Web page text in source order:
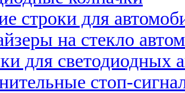
строки для
на стекло
для светодиодных
стоп-